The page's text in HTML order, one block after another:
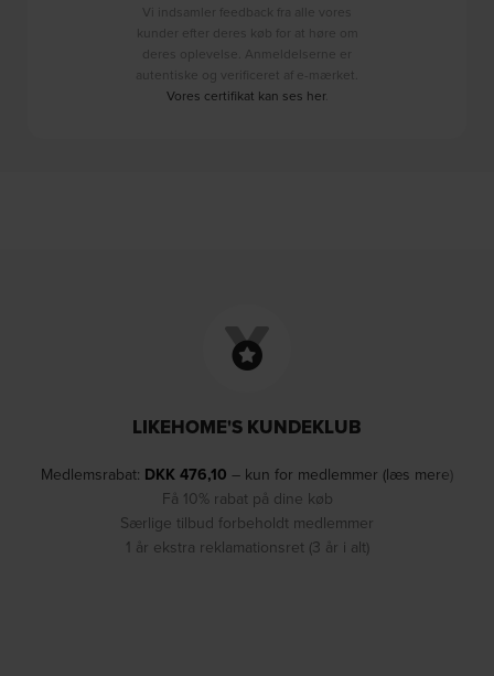
Vi indsamler feedback fra alle vores
kunder efter deres køb for at høre om
deres oplevelse. Anmeldelserne er
autentiske og verificeret af e-mærket.
Vores certifikat kan ses her.
LIKEHOME'S KUNDEKLUB
Medlemsrabat: DKK 476,10 – kun for medlemmer (læs mere)
Få 10% rabat på dine køb
Særlige tilbud forbeholdt medlemmer
1 år ekstra reklamationsret (3 år i alt)